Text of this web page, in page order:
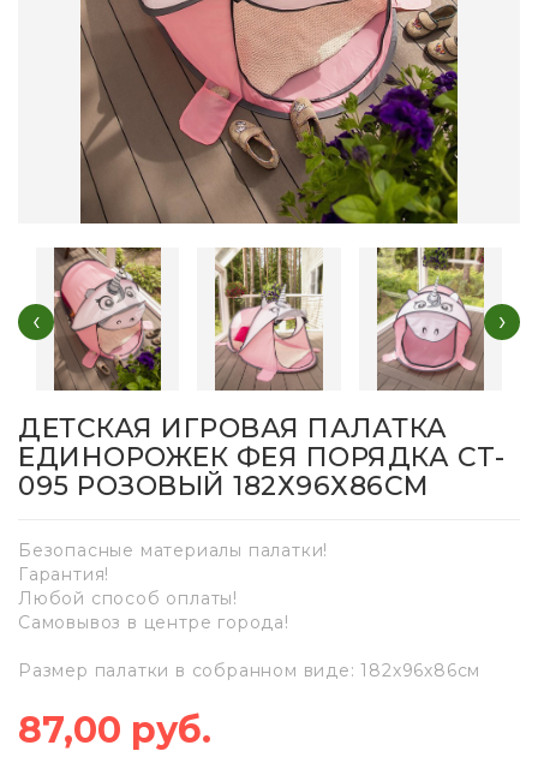
‹ ›
ДЕТСКАЯ ИГРОВАЯ ПАЛАТКА
ЕДИНОРОЖЕК ФЕЯ ПОРЯДКА CT-
095 РОЗОВЫЙ 182Х96Х86СМ
Безопасные материалы палатки!
Гарантия!
Любой способ оплаты!
Самовывоз в центре города!
Размер палатки в собранном виде: 182х96х86см
87,00 руб.